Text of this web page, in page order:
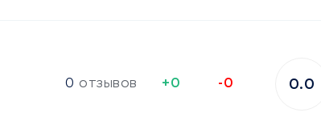
0 отзывов +0 -0 0.0